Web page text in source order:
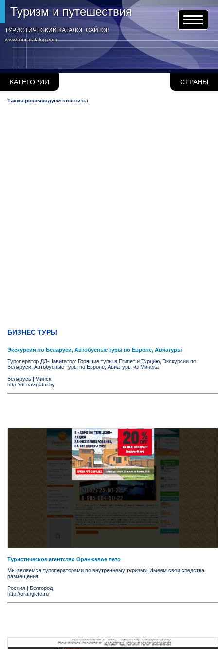
www.tour-catalog.com
Туризм и путешествия
ТУРИСТИЧЕСКИЙ КАТАЛОГ САЙТОВ
КАТЕГОРИИ СТРАНЫ
Также рекомендуем посетить:
БИЗНЕС ТУРЫ
Экскурсии по Беларуси, Автобусные туры по Европе, Авиатуры
Туроператор ДЛ-Навигатор: Горящие туры в Египет и Турцию, Экскурсии по
Беларуси, Автобусные туры по Европе, Авиатуры из Минска
Беларусь | Минск
http://dl-navigator.by
Туристическое агентство Оранжевое лето
Мы являемся туроператорами по внутреннему туризму. Имеем свои средства
размещения.
Россия | Белгород
http://orangleto.ru